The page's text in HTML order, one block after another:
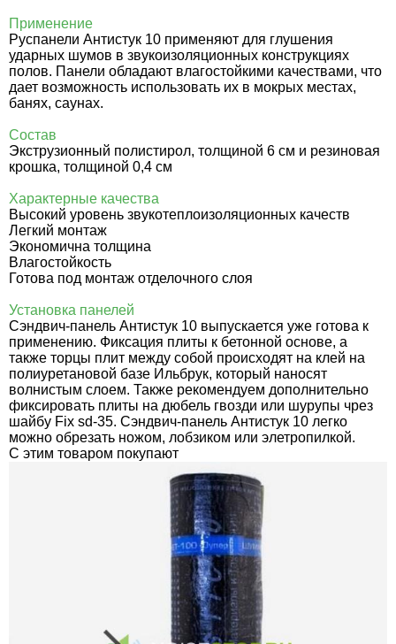
Применение
Руспанели Антистук 10 применяют для глушения
ударных шумов в звукоизоляционных конструкциях
полов. Панели обладают влагостойкими качествами, что
дает возможность использовать их в мокрых местах,
банях, саунах.
Состав
Экструзионный полистирол, толщиной 6 см и резиновая
крошка, толщиной 0,4 см
Характерные качества
Высокий уровень звукотеплоизоляционных качеств
Легкий монтаж
Экономична толщина
Влагостойкость
Готова под монтаж отделочного слоя
Установка панелей
Сэндвич-панель Антистук 10 выпускается уже готова к
применению. Фиксация плиты к бетонной основе, а
также торцы плит между собой происходят на клей на
полиуретановой базе Ильбрук, который наносят
волнистым слоем. Также рекомендуем дополнительно
фиксировать плиты на дюбель гвозди или шурупы чрез
шайбу Fix sd-35. Сэндвич-панель Антистук 10 легко
можно обрезать ножом, лобзиком или элетропилкой.
C этим товаром покупают